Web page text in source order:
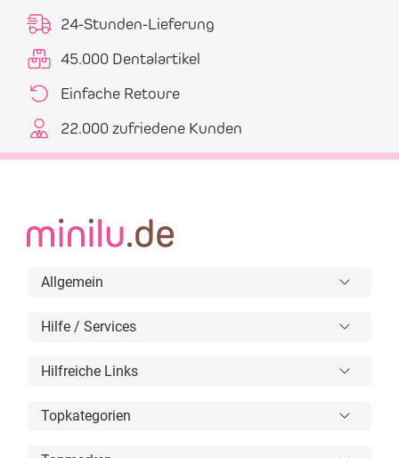
24-Stunden-Lieferung
45.000 Dentalartikel
Einfache Retoure
22.000 zufriedene Kunden
Allgemein
Hilfe / Services
Hilfreiche Links
Topkategorien